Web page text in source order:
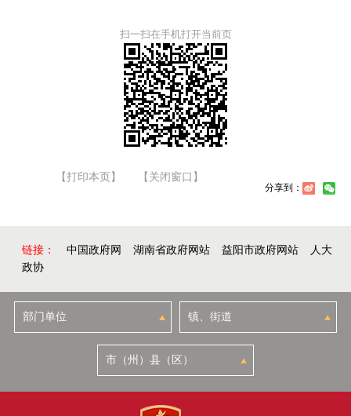
扫一扫在手机打开当前页
【打印本页】 【关闭窗口】
分享到：
链接： 中国政府网 湖南省政府网站 益阳市政府网站
人大
政协